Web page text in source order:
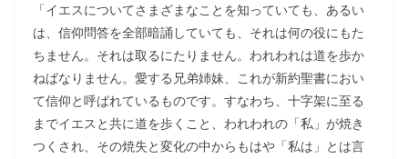
「イエスについてさまざまなことを知っていても、あるい
は、信仰問答を全部暗誦していても、それは何の役にもた
ちません。それは取るにたりません。われわれは道を歩か
ねばなりません。愛する兄弟姉妹、これが新約聖書におい
て信仰と呼ばれているものです。すなわち、十字架に至る
までイエスと共に道を歩くこと、われわれの「私」が焼き
つくされ、その焼失と変化の中からもはや「私は」とは言